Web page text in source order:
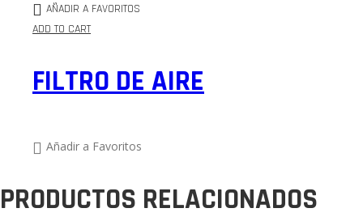
AÑADIR A FAVORITOS
ADD TO CART
FILTRO DE AIRE
Añadir a Favoritos
PRODUCTOS RELACIONADOS